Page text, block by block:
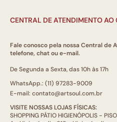
CENTRAL DE ATENDIMENTO AO
Fale conosco pela nossa Central de
telefone, chat ou e-mail.
De Segunda a Sexta, das 10h às 17h
WhatsApp.: (11) 97283-9009
E-mail: contato@artsoul.com.br
VISITE NOSSAS LOJAS FÍSICAS:
SHOPPING PÁTIO HIGIENÓPOLIS -